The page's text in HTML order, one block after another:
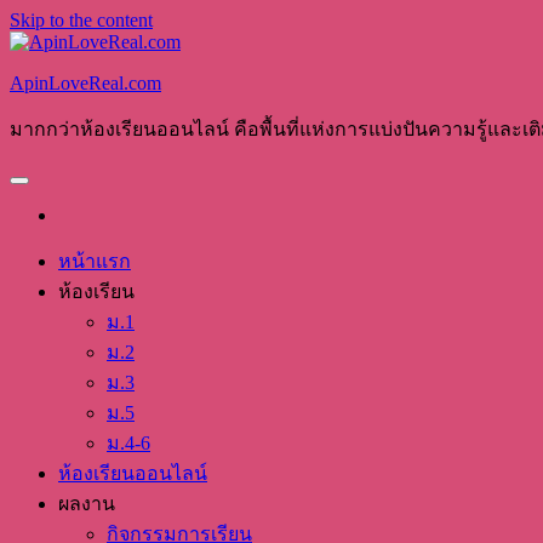
Skip to the content
ApinLoveReal.com
มากกว่าห้องเรียนออนไลน์ คือพื้นที่แห่งการแบ่งปันความรู้และเติ
หน้าแรก
ห้องเรียน
ม.1
ม.2
ม.3
ม.5
ม.4-6
ห้องเรียนออนไลน์
ผลงาน
กิจกรรมการเรียน